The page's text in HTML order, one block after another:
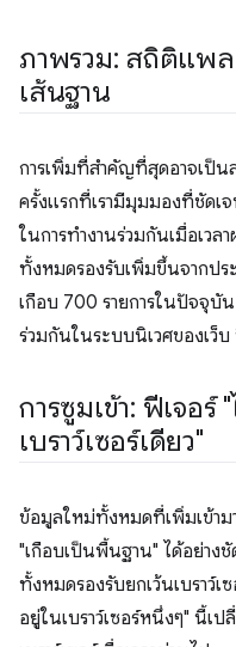
ภาพรวม: สถิติแพ
เส้นฐาน
การเพิ่มที่สำคัญที่สุดอาจเป็
ครั้งแรกที่เรามีมุมมองที่ชัดเ
ในการทำงานร่วมกันเมื่อเวล
ทั้งหมดรองรับเพิ่มขึ้นจากป
เกือบ 700 รายการในปัจจุบั
ร่วมกันในระบบนิเวศของเว็
การซูมเข้า: ฟีเจอร์
เบราว์เซอร์เดียว"
ข้อมูลใหม่ทั้งหมดที่เพิ่มเข้าม
"เกือบเป็นพื้นฐาน" ได้อย่างชั
ทั้งหมดรองรับยกเว้นเบราว์เ
อยู่ในเบราว์เซอร์หนึ่งๆ" นี้เ